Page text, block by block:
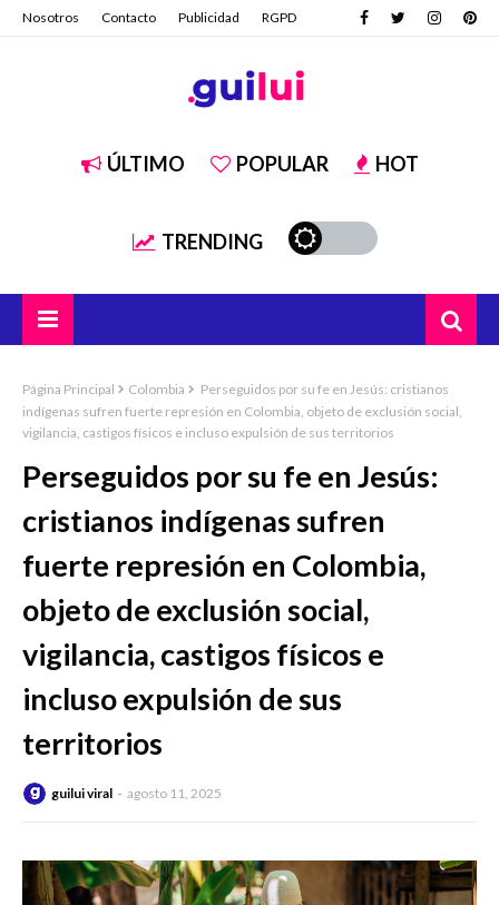
Nosotros Contacto Publicidad RGPD
ÚLTIMO POPULAR HOT
TRENDING
Página Principal Colombia
Perseguidos por su fe en Jesús: cristianos
indígenas sufren fuerte represión en Colombia, objeto de exclusión social,
vigilancia, castigos físicos e incluso expulsión de sus territorios
Perseguidos por su fe en Jesús:
cristianos indígenas sufren
fuerte represión en Colombia,
objeto de exclusión social,
vigilancia, castigos físicos e
incluso expulsión de sus
territorios
guilui viral agosto 11, 2025